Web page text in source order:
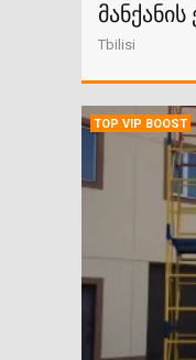
Tbilisi
TOP VIP BOOST